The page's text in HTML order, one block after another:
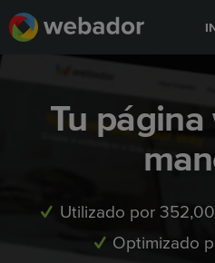
Tu
Utilizado por
Optimizado